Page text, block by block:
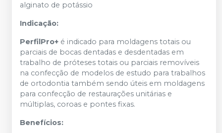
alginato de potássio
Indicação:
PerfilPro+ é indicado para moldagens totais ou
parciais de bocas dentadas e desdentadas em
trabalho de próteses totais ou parciais removíveis
na confecção de modelos de estudo para trabalhos
de ortodontia também sendo úteis em moldagens
para confecção de restaurações unitárias e
múltiplas, coroas e pontes fixas.
Benefícios: